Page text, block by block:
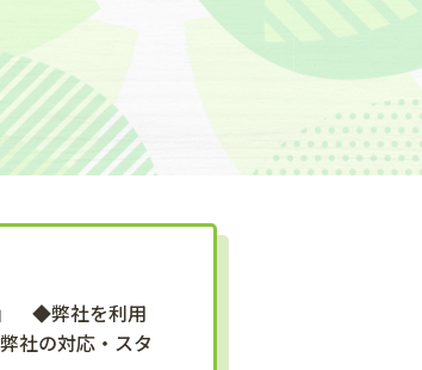
」 ◆弊社を利用
社の対応・スタ